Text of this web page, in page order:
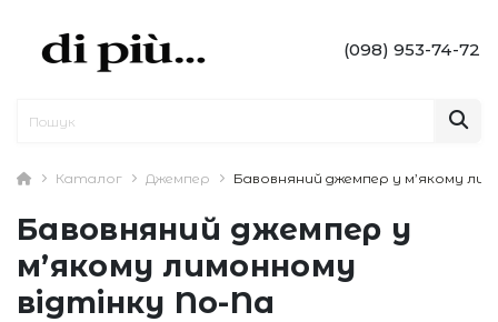
(098) 953-74-72
Каталог Джемпер Бавовняний джемпер у м’якому
Бавовняний джемпер у
м’якому лимонному
відтінку No-Na